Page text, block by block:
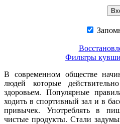
Фильтры
В современном обществе
людей которые
здоровьем. Популярные
ходить в спортивный зал и в
привычек. Употреблять в
чистые продукты. Стали